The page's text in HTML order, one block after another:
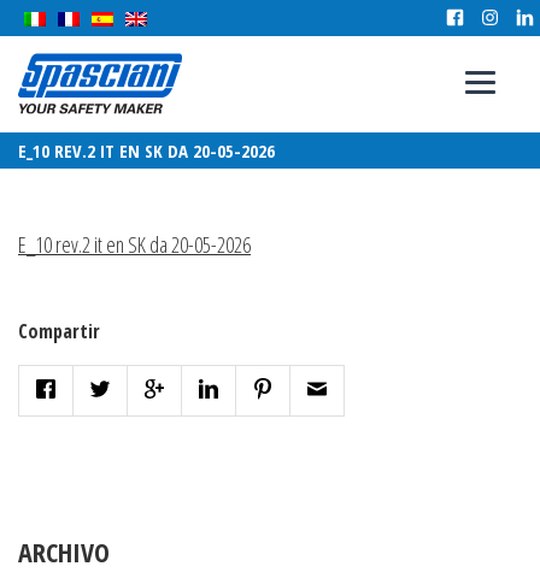
E_10 REV.2 IT EN SK DA 20-05-2026
E_10 rev.2 it en SK da 20-05-2026
Compartir
ARCHIVO